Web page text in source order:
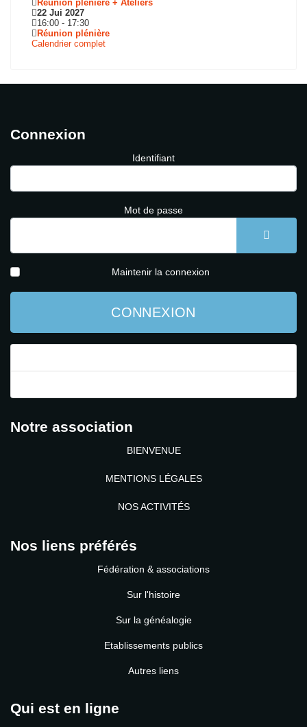
Réunion plénière + Ateliers
22 Jui 2027
16:00 - 17:30
Réunion plénière
Calendrier complet
Connexion
Identifiant
Mot de passe
Maintenir la connexion
CONNEXION
Notre association
BIENVENUE
MENTIONS LÉGALES
NOS ACTIVITÉS
Nos liens préférés
Fédération & associations
Sur l'histoire
Sur la généalogie
Etablissements publics
Autres liens
Qui est en ligne